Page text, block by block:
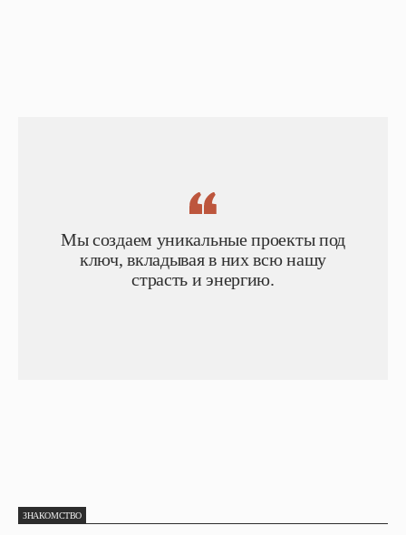
Мы создаем уникальные проекты под
ключ, вкладывая в них всю нашу
страсть и энергию.
ЗНАКОМСТВО